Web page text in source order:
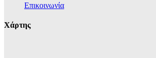
Επικοινωνία
Χάρτης